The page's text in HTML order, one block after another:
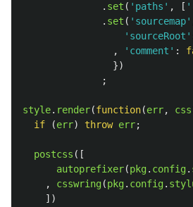
. set ( ' paths ' , [ '
. set ( ' sourcemap'
' sourceRoot '
,
' comment ' :
})
;
style. render(function(err, css
if
(err) throw err;
postcss ([
autoprefixer(pkg. config.
,
csswring(pkg. config.
])